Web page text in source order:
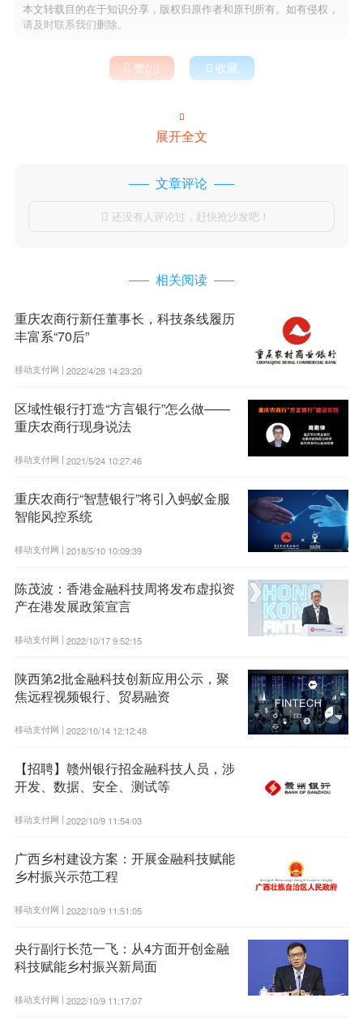
本文转载目的在于知识分享，版权归原作者和原刊所有。如有侵权，
请及时联系我们删除。
 赞()  收藏

展开全文
文章评论
 还没有人评论过，赶快抢沙发吧！
相关阅读
重庆农商行新任董事长，科技条线履历
丰富系“70后”
移动支付网 | 2022/4/28 14:23:20
区域性银行打造“方言银行”怎么做——
重庆农商行现身说法
移动支付网 | 2021/5/24 10:27:46
重庆农商行“智慧银行”将引入蚂蚁金服
智能风控系统
移动支付网 | 2018/5/10 10:09:39
陈茂波：香港金融科技周将发布虚拟资
产在港发展政策宣言
移动支付网 | 2022/10/17 9:52:15
陕西第2批金融科技创新应用公示，聚
焦远程视频银行、贸易融资
移动支付网 | 2022/10/14 12:12:48
【招聘】赣州银行招金融科技人员，涉
开发、数据、安全、测试等
移动支付网 | 2022/10/9 11:54:03
广西乡村建设方案：开展金融科技赋能
乡村振兴示范工程
移动支付网 | 2022/10/9 11:51:05
央行副行长范一飞：从4方面开创金融
科技赋能乡村振兴新局面
移动支付网 | 2022/10/9 11:17:07